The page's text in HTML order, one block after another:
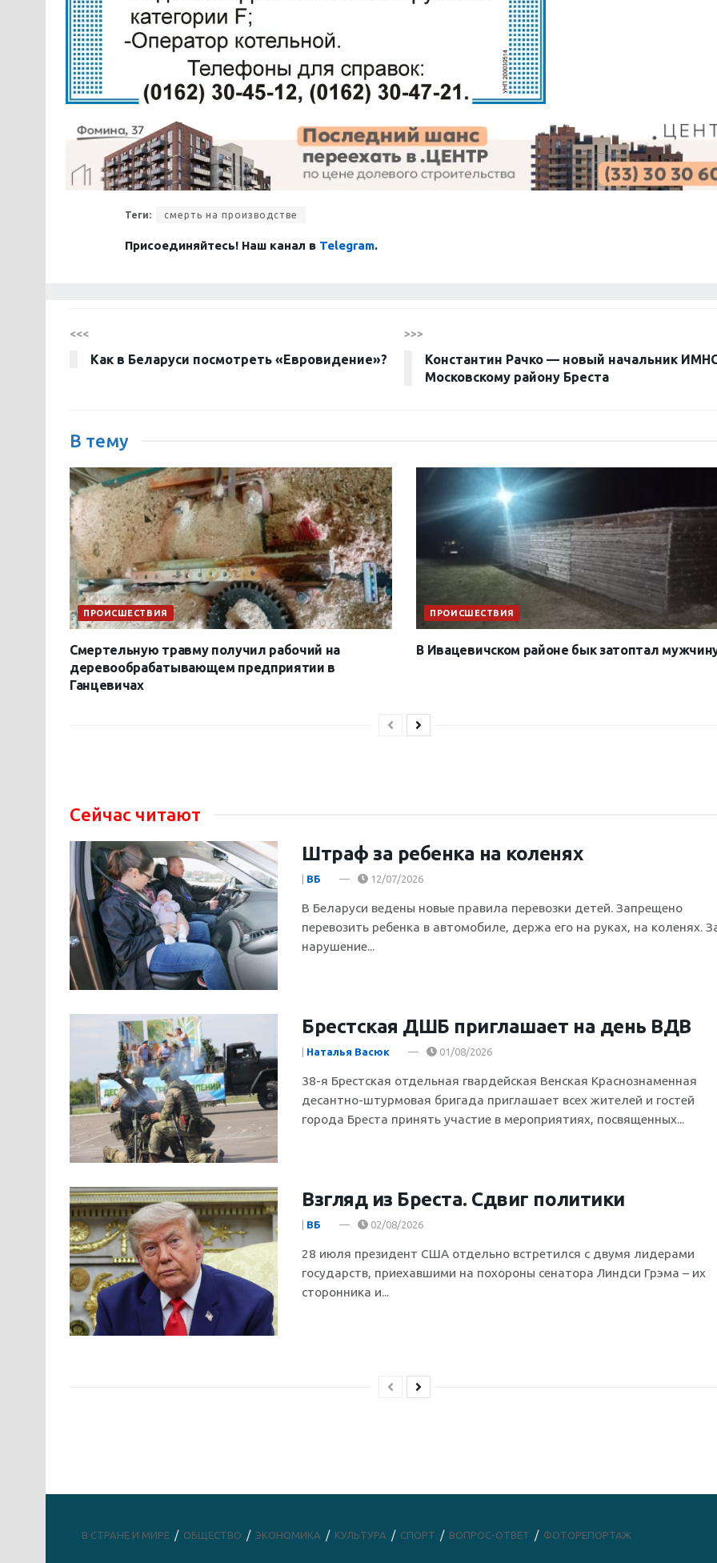
Теги: смерть на производстве
Присоединяйтесь! Наш канал в Telegram.
<<<
Как в Беларуси посмотреть «Евровидение»?
>>>
Константин Рачко — новый начальник
Московскому району Бреста
В тему
ПРОИСШЕСТВИЯ
Смертельную травму получил рабочий на
деревообрабатывающем предприятии в
Ганцевичах
ПРОИСШЕСТВИЯ
В Ивацевичском районе бык затоптал
Сейчас читают
Штраф за ребенка на коленях
ВБ 12/07/2026
В Беларуси ведены новые правила перевозки детей. Запрещено
перевозить ребенка в автомобиле, держа его на руках, на коленях.
нарушение...
Брестская ДШБ приглашает на день ВДВ
Наталья Васюк 01/08/2026
38-я Брестская отдельная гвардейская Венская Краснознаменная
десантно-штурмовая бригада приглашает всех жителей и гостей
города Бреста принять участие в мероприятиях, посвященных...
Взгляд из Бреста. Сдвиг политики
ВБ 02/08/2026
28 июля президент США отдельно встретился с двумя лидерами
государств, приехавшими на похороны сенатора Линдси Грэма – их
сторонника и...
В СТРАНЕ И МИРЕ ОБЩЕСТВО ЭКОНОМИКА КУЛЬТУРА СПОРТ ВОПРОС-ОТВЕТ ФОТОРЕПОРТАЖ